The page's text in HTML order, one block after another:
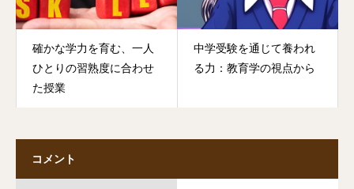
確かな学力を育む、一人
ひとりの習熟度に合わせ
た授業
中学受験を通じて養われ
る力：教育学の視点から
コメント